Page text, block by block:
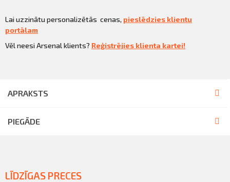
Lai uzzinātu personalizētās cenas, pieslēdzies klientu
portālam
Vēl neesi Arsenal klients? Reģistrējies klienta kartei!
APRAKSTS
PIEGĀDE
LĪDZĪGAS PRECES